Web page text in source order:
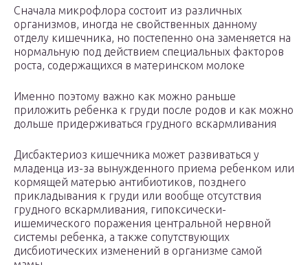
Сначала микрофлора состоит из различных
организмов, иногда не свойственных данному
отделу кишечника, но постепенно она заменяется на
нормальную под действием специальных факторов
роста, содержащихся в материнском молоке
Именно поэтому важно как можно раньше
приложить ребенка к груди после родов и как можно
дольше придерживаться грудного вскармливания
Дисбактериоз кишечника может развиваться у
младенца из-за вынужденного приема ребенком или
кормящей матерью антибиотиков, позднего
прикладывания к груди или вообще отсутствия
грудного вскармливания, гипоксически-
ишемического поражения центральной нервной
системы ребенка, а также сопутствующих
дисбиотических изменений в организме самой